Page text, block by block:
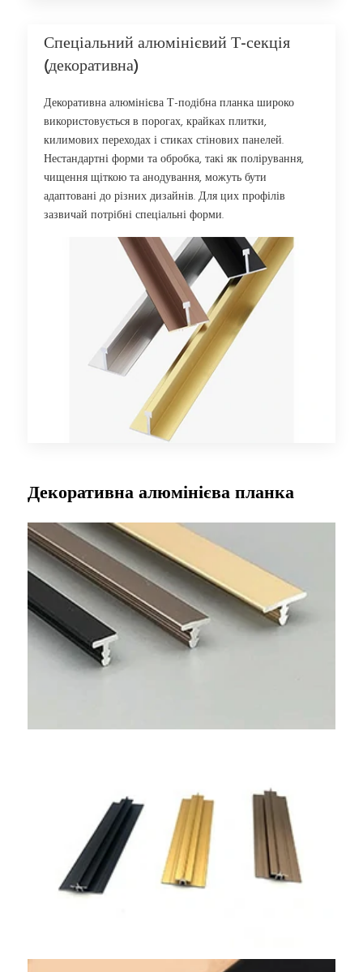
Спеціальний алюмінієвий Т-секція
(декоративна)
Декоративна алюмінієва Т-подібна планка широко
використовується в порогах, крайках плитки,
килимових переходах і стиках стінових панелей.
Нестандартні форми та обробка, такі як полірування,
чищення щіткою та анодування, можуть бути
адаптовані до різних дизайнів. Для цих профілів
зазвичай потрібні спеціальні форми.
Декоративна алюмінієва планка